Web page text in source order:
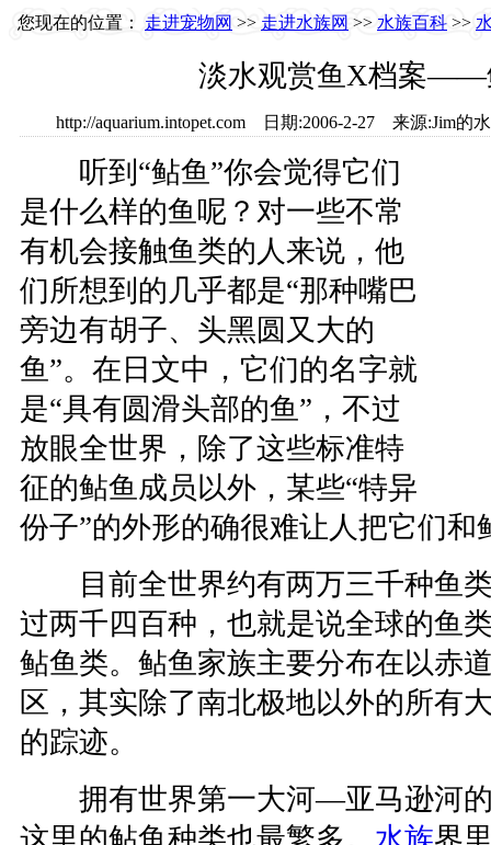
您现在的位置： 走进宠物网 >> 走进水族网 >> 水族百科 >>
淡水观赏鱼X档案——
http://aquarium.intopet.com 日期:2006-2-27 来源:Jim
听到“鲇鱼”你会觉得它们
是什么样的鱼呢？对一些不常
有机会接触鱼类的人来说，他
们所想到的几乎都是“那种嘴巴
旁边有胡子、头黑圆又大的
鱼”。在日文中，它们的名字就
是“具有圆滑头部的鱼”，不过
放眼全世界，除了这些标准特
征的鲇鱼成员以外，某些“特异
份子”的外形的确很难让人把它们和
目前全世界约有两万三千种鱼类
过两千四百种，也就是说全球的鱼
鲇鱼类。鲇鱼家族主要分布在以赤
区，其实除了南北极地以外的所有
的踪迹。
拥有世界第一大河—亚马逊河的
这里的鲇鱼种类也最繁多。 水族界